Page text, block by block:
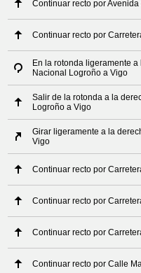
Continuar recto por
Continuar recto por
En la rotonda ligeramente
Nacional Logroño a Vigo
Salir de la rotonda a la
Logroño a Vigo
Girar ligeramente a la
Vigo
Continuar recto por
Continuar recto por
Continuar recto por
Continuar recto por Calle